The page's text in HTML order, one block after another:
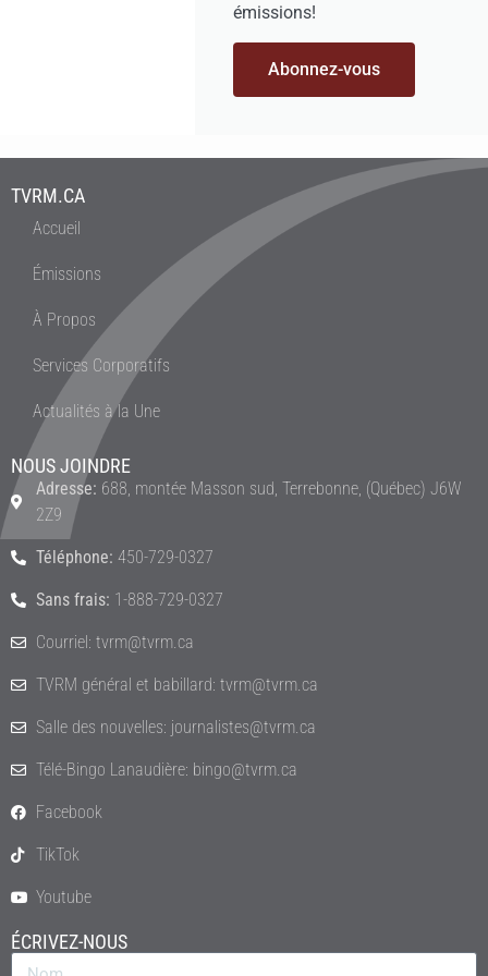
émissions!
Abonnez-vous
TVRM.CA
Accueil
Émissions
À Propos
Services Corporatifs
Actualités à la Une
NOUS JOINDRE
Adresse: 688, montée Masson sud, Terrebonne, (Québec) J6W
2Z9
Téléphone: 450-729-0327
Sans frais: 1-888-729-0327
Courriel: tvrm@tvrm.ca
TVRM général et babillard: tvrm@tvrm.ca
Salle des nouvelles: journalistes@tvrm.ca
Télé-Bingo Lanaudière: bingo@tvrm.ca
Facebook
TikTok
Youtube
ÉCRIVEZ-NOUS